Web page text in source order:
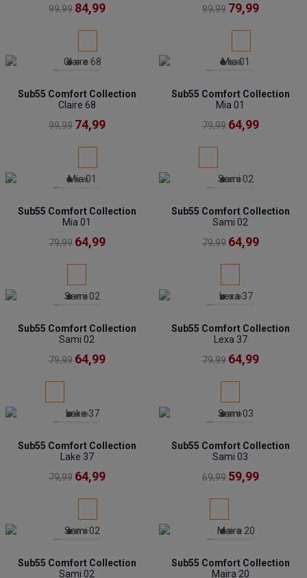
99,99 84,99
99,99 79,99
Sub55 Comfort Collection
Claire 68
99,99 74,99
Sub55 Comfort Collection
Mia 01
79,99 64,99
Sub55 Comfort Collection
Mia 01
79,99 64,99
Sub55 Comfort Collection
Sami 02
79,99 64,99
Sub55 Comfort Collection
Sami 02
79,99 64,99
Sub55 Comfort Collection
Lexa 37
79,99 64,99
Sub55 Comfort Collection
Lake 37
79,99 64,99
Sub55 Comfort Collection
Sami 03
69,99 59,99
Sub55 Comfort Collection
Sami 02
Sub55 Comfort Collection
Maira 20